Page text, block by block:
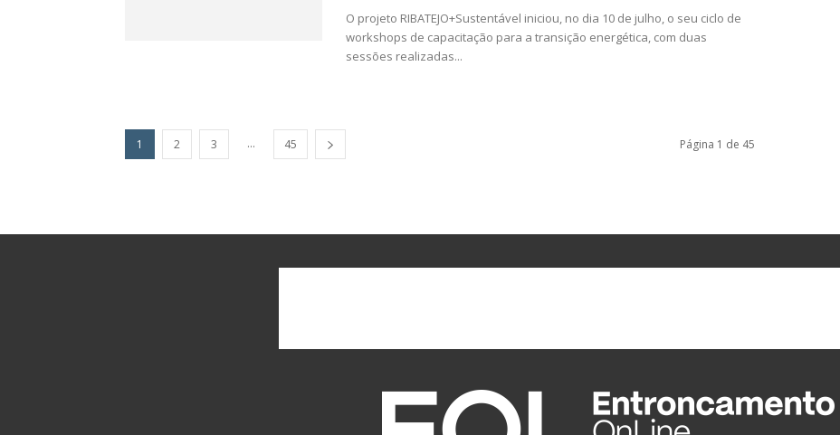
O projeto RIBATEJO+Sustentável iniciou, no dia 10 de julho, o seu ciclo de
workshops de capacitação para a transição energética, com duas
sessões realizadas...
1 2 3 ... 45 Página 1 de 45